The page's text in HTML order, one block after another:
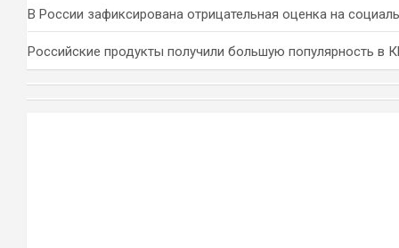
В России зафиксирована отрицательная оценка на
Российские продукты получили большую популярность в